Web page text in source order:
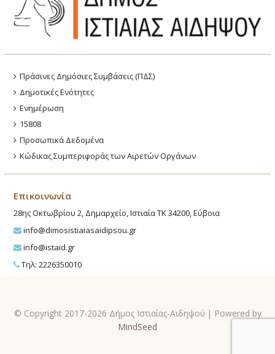
Πράσινες Δημόσιες Συμβάσεις (ΠΔΣ)
Δημοτικές Ενότητες
Ενημέρωση
15808
Προσωπικά Δεδομένα
Κώδικας Συμπεριφοράς των Αιρετών Οργάνων
Επικοινωνία
28ης Οκτωβρίου 2, Δημαρχείο, Ιστιαία ΤΚ 34200, Εύβοια
info@dimosistiaiasaidipsou.gr
info@istaid.gr
Τηλ: 2226350010
© Copyright 2017-2026 Δήμος Ιστιαίας-Αιδηψού | Powered by
MindSeed